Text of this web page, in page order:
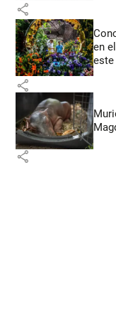
share
en
este
share
share